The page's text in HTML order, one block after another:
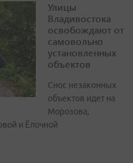
Улицы
Владивостока
освобождают от
самовольно
установленных
объектов
Снос незаконных
объектов идет на
Морозова,
и Ёлочной